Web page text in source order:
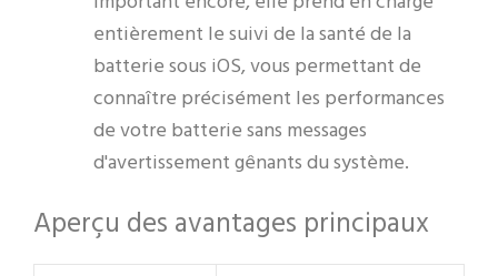
entièrement le suivi de la santé de la
batterie sous iOS, vous permettant de
connaître précisément les performances
de votre batterie sans messages
d'avertissement gênants du système.
Aperçu des avantages principaux